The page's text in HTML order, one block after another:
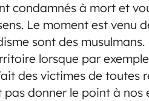
condamnés à mort et
Le moment est venu
sont des musulmans.
lorsque par
des victimes de toutes
donner le point à nos